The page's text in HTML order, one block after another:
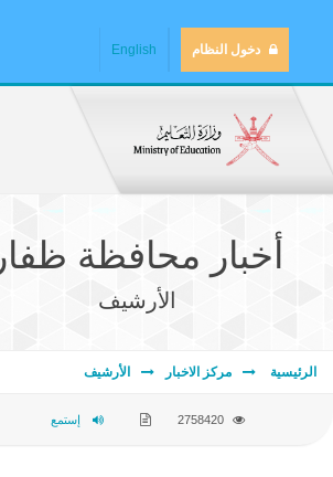
دخول النظام English
أخبار محافظة ظفار
الأرشيف
الرئيسية مركز الاخبار الأرشيف
2758420 إستمع